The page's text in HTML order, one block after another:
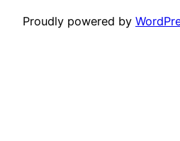
Proudly powered by